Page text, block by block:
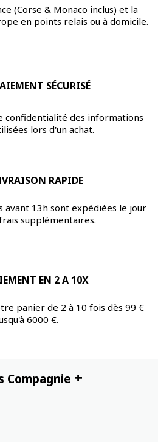
(Corse & Monaco inclus) et la
en points relais ou à domicile.
SÉCURISÉ
confidentialité des informations
lors d'un achat.
RAPIDE
avant 13h sont expédiées le jour
supplémentaires.
EN 2 A 10X
panier de 2 à 10 fois dès 99 €
6000 €.
Compagnie +